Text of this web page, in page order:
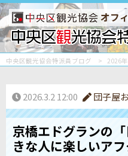
オフ
中央区観光協会特派員ブログ 2026
2026.3.2 12:00 団子屋
京橋エドグランの
きな人に楽しいア